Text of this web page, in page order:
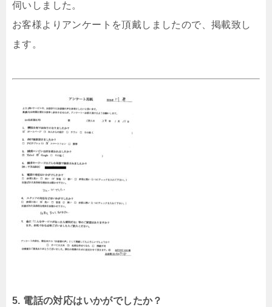
伺いしました。
お客様よりアンケートを頂戴しましたので、掲載致し
ます。
5. 電話の対応はいかがでしたか？